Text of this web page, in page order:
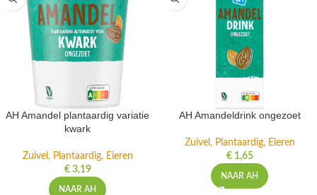
AH Amandel plantaardig variatie
kwark
Zuivel, Plantaardig, Eieren
€3,19
NAAR AH
AH Amandeldrink ongezoet
Zuivel, Plantaardig, Eieren
€1,65
NAAR AH